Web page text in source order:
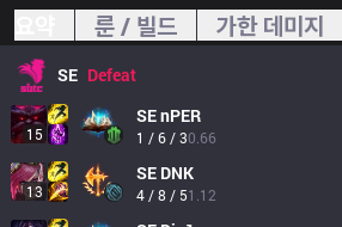
룬 / 빌드 가한 데미지
SE Defeat
15
SEnPER
1 / 6 / 30.66
13
SE DNK
4 / 8 / 51.12